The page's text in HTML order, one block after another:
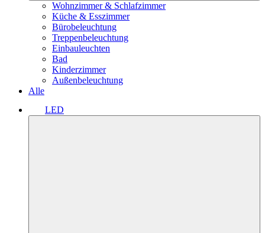
Wohnzimmer & Schlafzimmer
Küche & Esszimmer
Bürobeleuchtung
Treppenbeleuchtung
Einbauleuchten
Bad
Kinderzimmer
Außenbeleuchtung
Alle
LED